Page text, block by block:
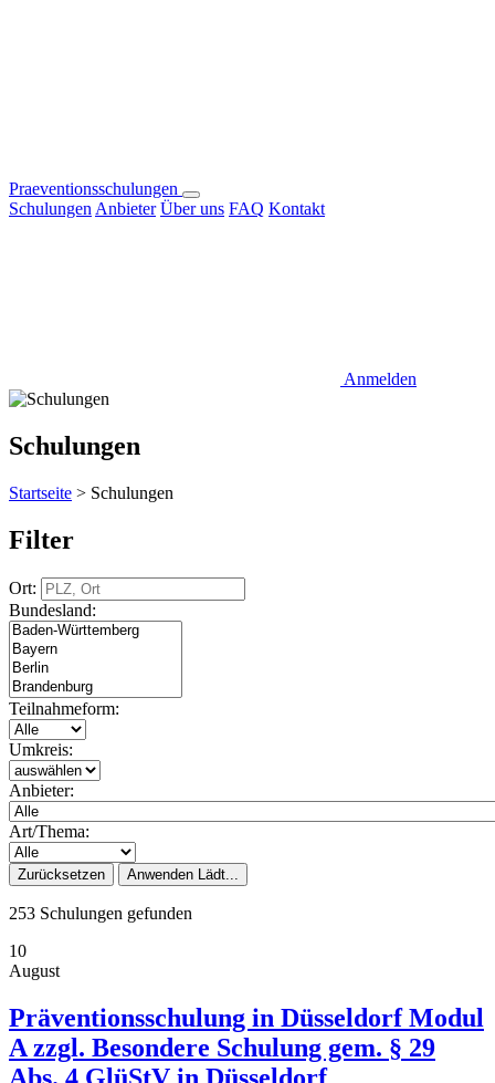
Praeventionsschulungen
Schulungen Anbieter Über uns FAQ Kontakt
Anmelden
Schulungen
Startseite > Schulungen
Filter
Ort:
Bundesland:
Teilnahmeform:
Umkreis:
Anbieter:
Art/Thema:
Zurücksetzen Anwenden Lädt...
253 Schulungen gefunden
10
August
Präventionsschulung in Düsseldorf Modul
A zzgl. Besondere Schulung gem. § 29
Abs. 4 GlüStV in Düsseldorf